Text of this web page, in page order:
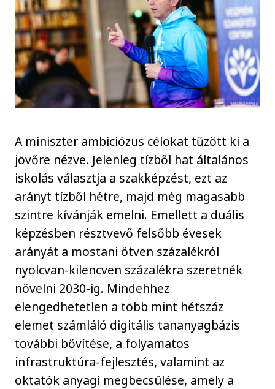
A miniszter ambiciózus célokat tűzött ki a
jövőre nézve. Jelenleg tízből hat általános
iskolás választja a szakképzést, ezt az
arányt tízből hétre, majd még magasabb
szintre kívánják emelni. Emellett a duális
képzésben résztvevő felsőbb évesek
arányát a mostani ötven százalékról
nyolcvan-kilencven százalékra szeretnék
növelni 2030-ig. Mindehhez
elengedhetetlen a több mint hétszáz
elemet számláló digitális tananyagbázis
további bővítése, a folyamatos
infrastruktúra-fejlesztés, valamint az
oktatók anyagi megbecsülése, amely a